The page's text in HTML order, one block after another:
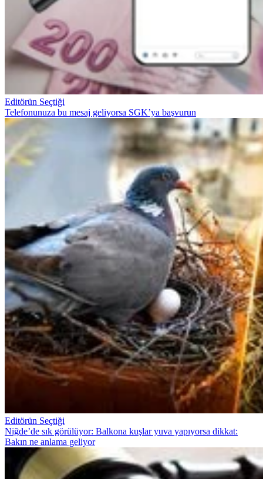
Editörün Seçtiği
Telefonunuza bu mesaj geliyorsa SGK’ya başvurun
Editörün Seçtiği
Niğde’de sık görülüyor: Balkona kuşlar yuva yapıyorsa dikkat:
Bakın ne anlama geliyor